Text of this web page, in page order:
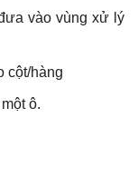
vào vùng xử lý
cột/hàng
ô.